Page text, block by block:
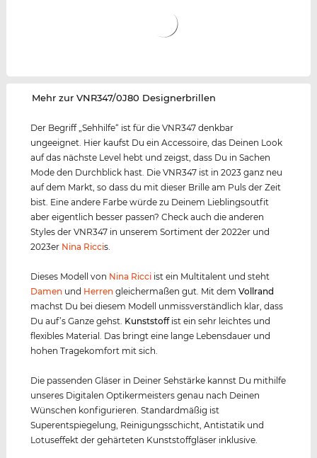
‌Mehr zur VNR347/0J80 Designerbrillen
Der Begriff „Sehhilfe“ ist für die VNR347 denkbar
ungeeignet. Hier kaufst Du ein Accessoire, das Deinen Look
auf das nächste Level hebt und zeigst, dass Du in Sachen
Mode den Durchblick hast. Die VNR347 ist in 2023 ganz neu
auf dem Markt, so dass du mit dieser Brille am Puls der Zeit
bist. Eine andere Farbe würde zu Deinem Lieblingsoutfit
aber eigentlich besser passen? Check auch die anderen
Styles der VNR347 in unserem Sortiment der 2022er und
2023er Nina Riccis.
Dieses Modell von Nina Ricci ist ein Multitalent und steht
Damen und Herren gleichermaßen gut. Mit demVollrand
machst Du bei diesem Modell unmissverständlich klar, dass
Du auf’s Ganze gehst. Kunststoffist ein sehr leichtes und
flexibles Material. Das bringt eine lange Lebensdauer und
hohen Tragekomfort mit sich.
Die passenden Gläser in Deiner Sehstärke kannst Du mithilfe
unseres Digitalen Optikermeisters genau nach Deinen
Wünschen konfigurieren. Standardmäßig ist
Superentspiegelung, Reinigungsschicht, Antistatik und
Lotuseffekt der gehärteten Kunststoffgläser inklusive.